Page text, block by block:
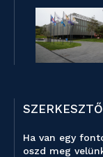
Ha van egy
oszd meg